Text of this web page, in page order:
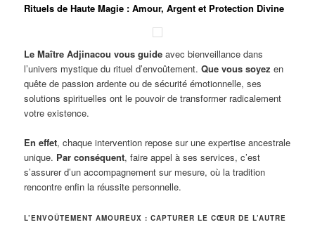
Rituels de Haute Magie : Amour, Argent et Protection Divine
Le Maître Adjinacou vous guide avec bienveillance dans
l’univers mystique du rituel d’envoûtement.Que vous soyez en
quête de passion ardente ou de sécurité émotionnelle, ses
solutions spirituelles ont le pouvoir de transformer radicalement
votre existence.
En effet, chaque intervention repose sur une expertise ancestrale
unique. Par conséquent, faire appel à ses services, c’est
s’assurer d’un accompagnement sur mesure, où la tradition
rencontre enfin la réussite personnelle.
L’ENVOÛTEMENT AMOUREUX : CAPTURER LE CŒUR DE L’AUTRE